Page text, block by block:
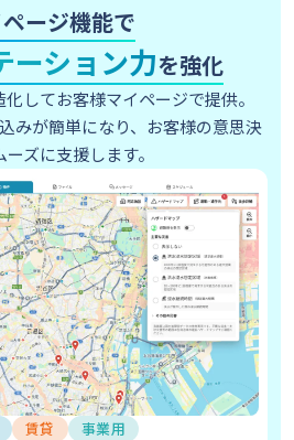
ージ機能で
ーション力を強化
してお客様マイページで提供。
みが簡単になり、お客様の意思決
ーズに支援します。
賃貸 事業用